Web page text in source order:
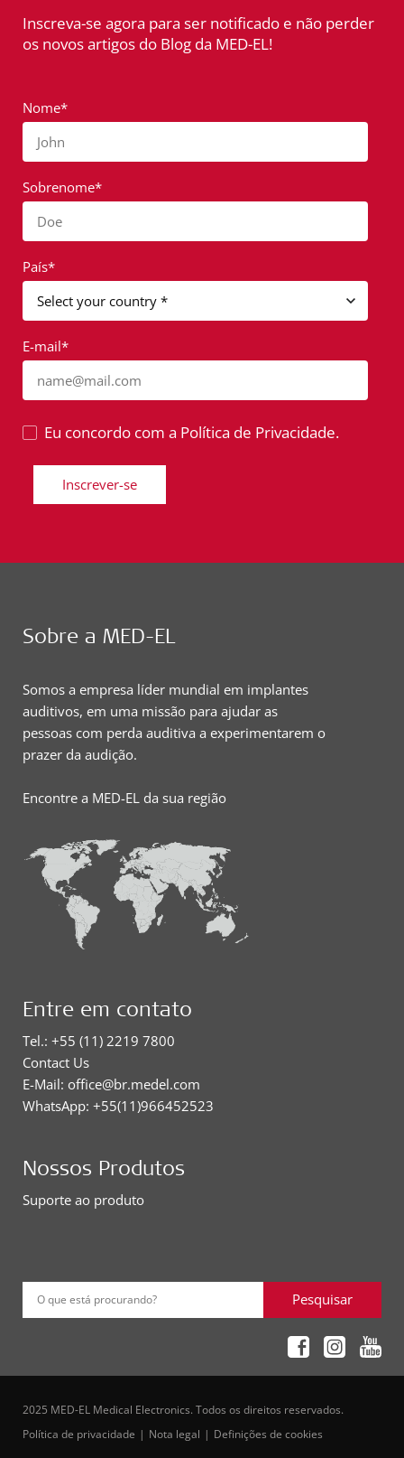
Inscreva-se agora para ser notificado e não perder
os novos artigos do Blog da MED-EL!
Nome*
John
Sobrenome*
Doe
País*
E-mail*
name@mail.com
Eu concordo com a Política de Privacidade.
Inscrever-se
Sobre a MED-EL
Somos a empresa líder mundial em implantes
auditivos, em uma missão para ajudar as
pessoas com perda auditiva a experimentarem o
prazer da audição.
Encontre a MED-EL da sua região
Entre em contato
Tel.: +55 (11) 2219 7800
Contact Us
E-Mail: office@br.medel.com
WhatsApp: +55(11)966452523
Nossos Produtos
Suporte ao produto
O que está procurando? Pesquisar
2025 MED-EL Medical Electronics. Todos os direitos reservados.
Política de privacidade
Nota legal Definições de cookies